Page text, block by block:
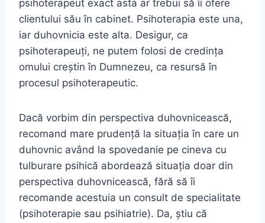
psihoterapeut exact asta ar trebui să îi ofere
clientului său în cabinet. Psihoterapia este una,
iar duhovnicia este alta. Desigur, ca
psihoterapeuți, ne putem folosi de credința
omului creștin în Dumnezeu, ca resursă în
procesul psihoterapeutic.
Dacă vorbim din perspectiva duhovnicească,
recomand mare prudență la situația în care un
duhovnic având la spovedanie pe cineva cu
tulburare psihică abordează situația doar din
perspectiva duhovnicească, fără să îi
recomande acestuia un consult de specialitate
(psihoterapie sau psihiatrie). Da, știu că